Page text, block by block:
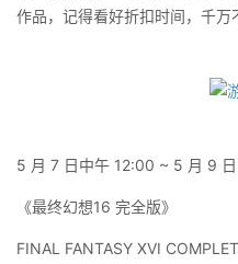
作品，记得看好折扣时间，千万
5 月 7 日中午 12:00 ~ 5 月 9 日
《最终幻想16 完全版》
FINAL FANTASY XVI